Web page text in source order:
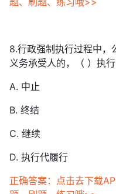
8.行政强制执行过程中，
义务承受人的，（ ）执行
A. 中止
B. 终结
C. 继续
D. 执行代履行
正确答案：点击去下载